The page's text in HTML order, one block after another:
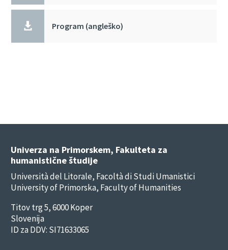
 Program (angleško)
Univerza na Primorskem, Fakulteta za
humanistične študije
Università del Litorale, Facoltà di Studi Umanistici
University of Primorska, Faculty of Humanities
Titov trg 5, 6000 Koper
Slovenija
ID za DDV: SI71633065